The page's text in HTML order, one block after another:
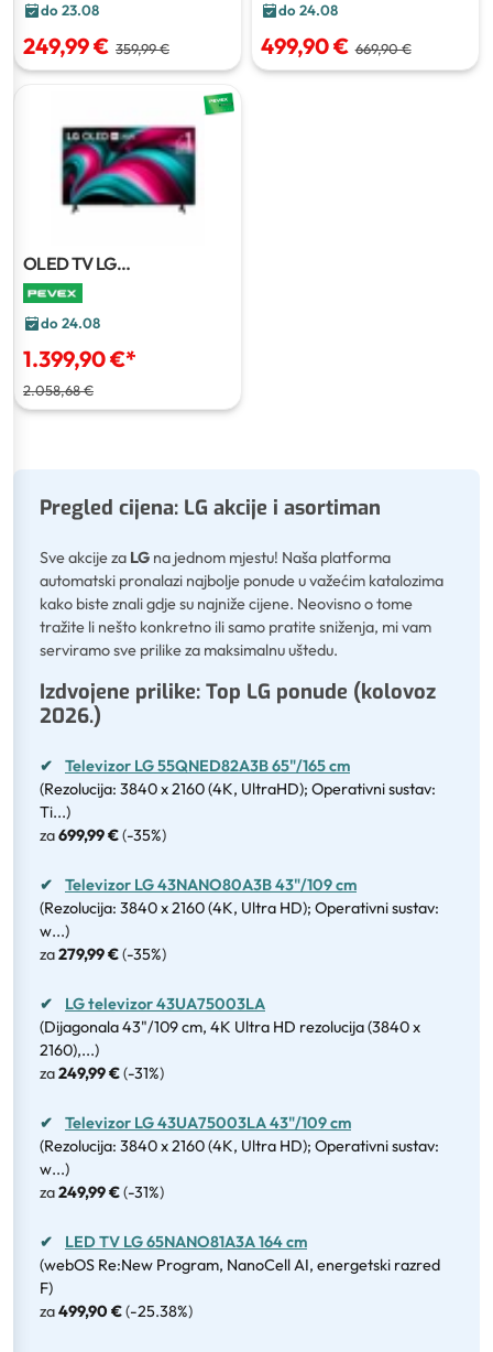
do 23.08
249,99 € 359,99 €
do 24.08
499,90 € 669,90 €
OLED TV LG
OLED55C51LA.AEU
do 24.08
1.399,90 €*
2.058,68 €
Pregled cijena: LG akcije i asortiman
Sve akcije za LG na jednom mjestu! Naša platforma
automatski pronalazi najbolje ponude u važećim katalozima
kako biste znali gdje su najniže cijene. Neovisno o tome
tražite li nešto konkretno ili samo pratite sniženja, mi vam
serviramo sve prilike za maksimalnu uštedu.
Izdvojene prilike: Top LG ponude (kolovoz
2026.)
✔
Televizor LG 55QNED82A3B 65"/165 cm
(Rezolucija: 3840 x 2160 (4K, UltraHD); Operativni sustav:
Ti...)
za699,99 €(-35%)
✔
Televizor LG 43NANO80A3B 43"/109 cm
(Rezolucija: 3840 x 2160 (4K, Ultra HD); Operativni sustav:
w...)
za279,99 €(-35%)
✔
LG televizor 43UA75003LA
(Dijagonala 43"/109 cm, 4K Ultra HD rezolucija (3840 x
2160),...)
za249,99 €(-31%)
✔
Televizor LG 43UA75003LA 43"/109 cm
(Rezolucija: 3840 x 2160 (4K, Ultra HD); Operativni sustav:
w...)
za249,99 €(-31%)
✔
LED TV LG 65NANO81A3A 164 cm
(webOS Re:New Program, NanoCell AI, energetski razred
F)
za499,90 €(-25.38%)